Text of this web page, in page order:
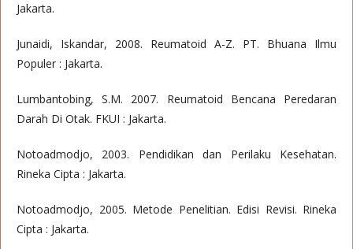
Jakarta.
Junaidi, Iskandar, 2008. Reumatoid A-Z. PT. Bhuana Ilmu
Populer : Jakarta.
Lumbantobing, S.M. 2007. Reumatoid Bencana Peredaran
Darah Di Otak. FKUI : Jakarta.
Notoadmodjo, 2003. Pendidikan dan Perilaku Kesehatan.
Rineka Cipta : Jakarta.
Notoadmodjo, 2005. Metode Penelitian. Edisi Revisi. Rineka
Cipta : Jakarta.